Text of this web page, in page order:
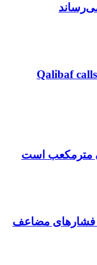
Qalibaf
فشارهای مضاعف